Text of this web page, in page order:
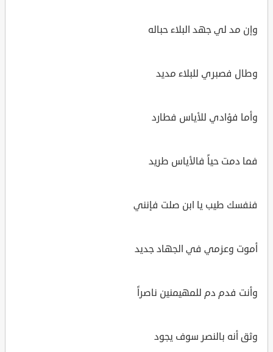
وإن مد لي جهد البلاء حباله
وطال فصبري للبلاء مديد
وأما فؤادي للأياس فطارد
فما دمت حياً فالأياس طريد
فنفسك طيب يا ابن صلت فإنني
أموت وعزمي في الجهاد جديد
وأنت فدم دم للمهيمنين ناصراً
وثق أنه بالنصر سوف يجود